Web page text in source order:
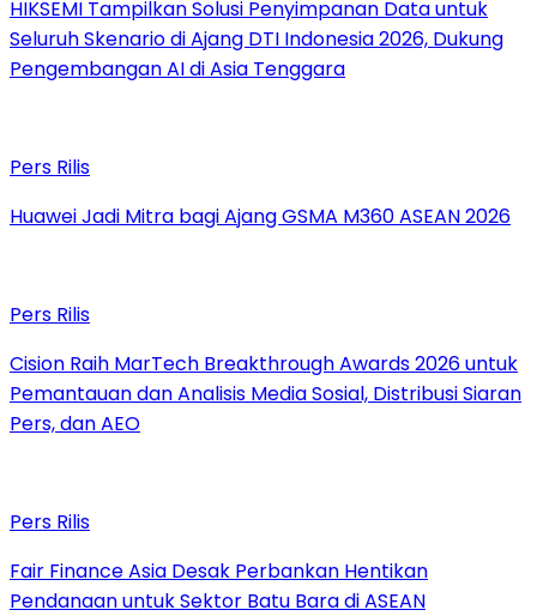
HIKSEMI Tampilkan Solusi Penyimpanan Data untuk
Seluruh Skenario di Ajang DTI Indonesia 2026, Dukung
Pengembangan AI di Asia Tenggara
Pers Rilis
Huawei Jadi Mitra bagi Ajang GSMA M360 ASEAN 2026
Pers Rilis
Cision Raih MarTech Breakthrough Awards 2026 untuk
Pemantauan dan Analisis Media Sosial, Distribusi Siaran
Pers, dan AEO
Pers Rilis
Fair Finance Asia Desak Perbankan Hentikan
Pendanaan untuk Sektor Batu Bara di ASEAN